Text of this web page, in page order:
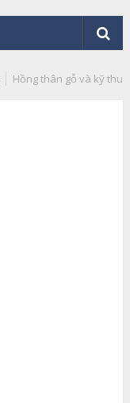
Hồng thân gỗ và kỹ